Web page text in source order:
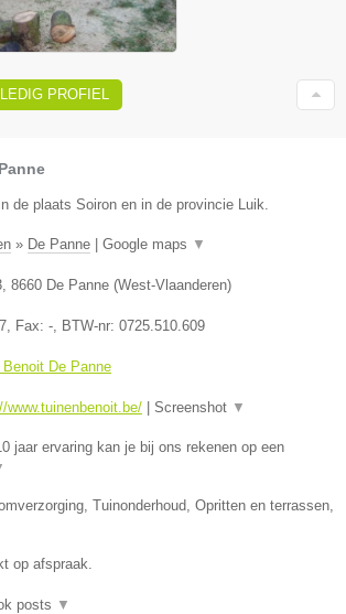
PROFIEL
de plaats Soiron en in de provincie Luik.
» De Panne Google maps ▼
8660 De Panne (West-Vlaanderen)
, Fax: - , BTW-nr: 0725.510.609
Benoit De Panne
www.tuinenbenoit.be/ Screenshot ▼
jaar ervaring kan je bij ons rekenen op een
Tuinonderhoud, Opritten en terrassen,
op afspraak.
posts ▼